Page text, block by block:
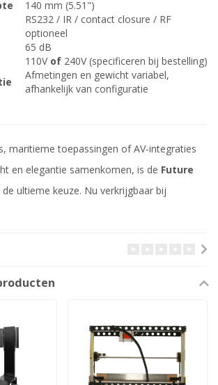
140 mm (5.51")
RS232 / IR / contact closure / RF
optioneel
65 dB
110V of 240V (specificeren bij bestelling)
Afmetingen en gewicht variabel,
afhankelijk van configuratie
maritieme toepassingen of AV-integraties
en elegantie samenkomen, is de Future
de ultieme keuze. Nu verkrijgbaar bij